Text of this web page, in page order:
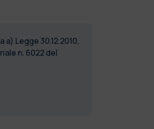
Legge 30.12.2010,
n. 6022 del